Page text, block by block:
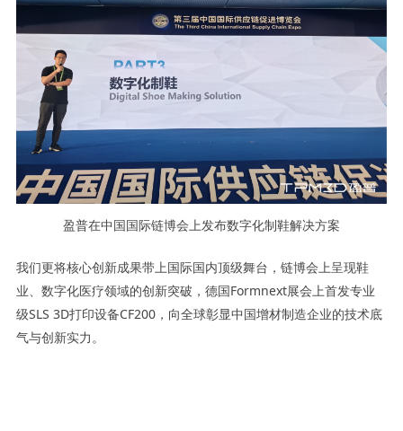
盈普在中国国际链博会上发布数字化制鞋解决方案
我们更将核心创新成果带上国际国内顶级舞台，链博会上呈现鞋
业、数字化医疗领域的创新突破，德国Formnext展会上首发专业
级SLS 3D打印设备CF200，向全球彰显中国增材制造企业的技术底
气与创新实力。